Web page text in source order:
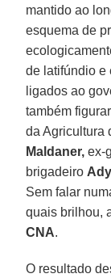
mantido ao
esquema de
de latifúndio e
ligados ao
também
da Agricultura
Maldaner, ex-
brigadeiro
Sem falar
quais brilhou,
CNA.
O resultado